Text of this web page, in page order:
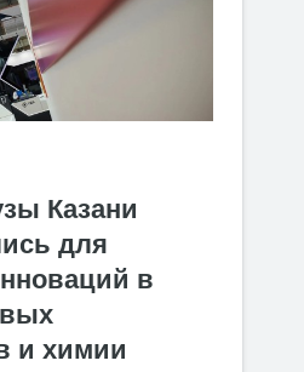
Казани
для
в
и химии